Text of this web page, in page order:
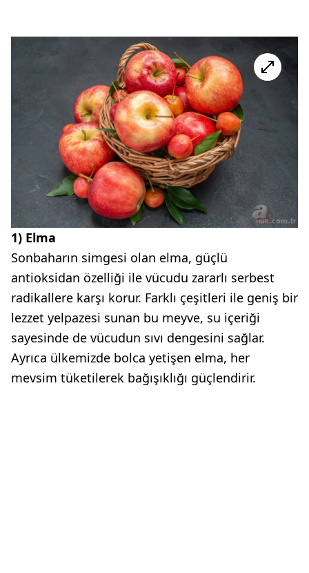
1) Elma
Sonbaharın simgesi olan elma, güçlü
antioksidan özelliği ile vücudu zararlı serbest
radikallere karşı korur. Farklı çeşitleri ile geniş bir
lezzet yelpazesi sunan bu meyve, su içeriği
sayesinde de vücudun sıvı dengesini sağlar.
Ayrıca ülkemizde bolca yetişen elma, her
mevsim tüketilerek bağışıklığı güçlendirir.